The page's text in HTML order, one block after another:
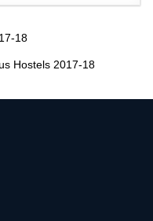
18
Hostels 2017-18